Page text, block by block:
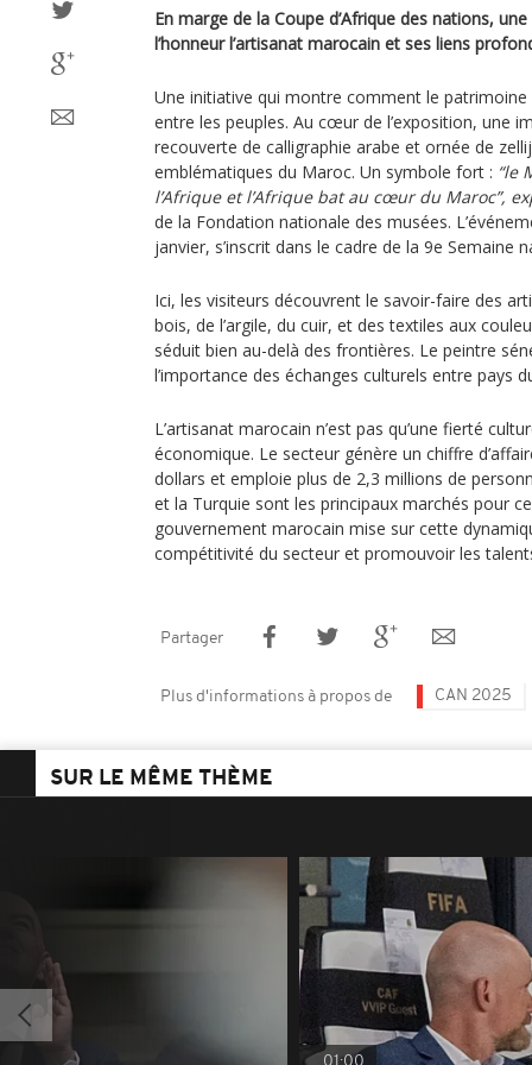
En marge de la Coupe d’Afrique des nations,
l’honneur l’artisanat marocain et ses liens
Une initiative qui montre comment le
entre les peuples. Au cœur de l’exposition, une
recouverte de calligraphie arabe et ornée de
emblématiques du Maroc. Un symbole fort : “le
l’Afrique et l’Afrique bat au cœur du Maroc”,
de la Fondation nationale des musées.
janvier, s’inscrit dans le cadre de la 9e Semaine
Ici, les visiteurs découvrent le savoir-faire des
bois, de l’argile, du cuir, et des textiles aux
séduit bien au-delà des frontières. Le peintre
l’importance des échanges culturels entre pays
L’artisanat marocain n’est pas qu’une fierté
économique. Le secteur génère un chiffre
dollars et emploie plus de 2,3 millions de
et la Turquie sont les principaux marchés pour
gouvernement marocain mise sur cette
compétitivité du secteur et promouvoir les
Partager
Plus d'informations à propos de CAN 2025
SUR LE MÊME THÈME